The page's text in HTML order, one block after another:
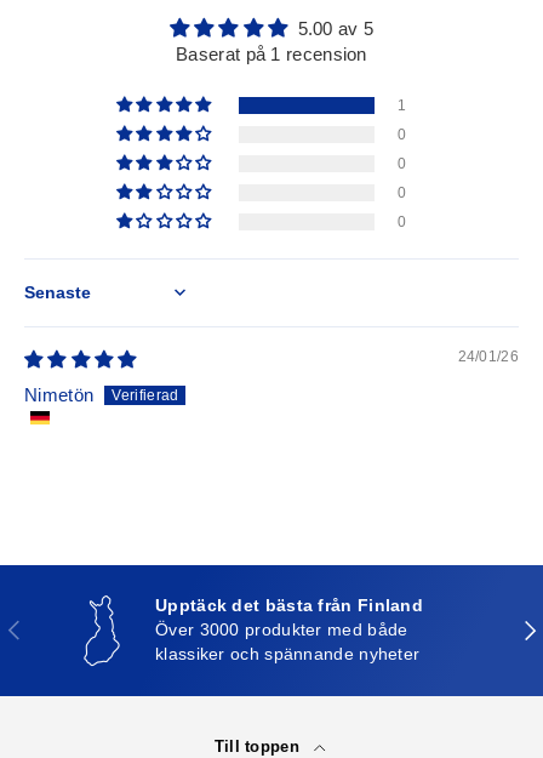
5.00 av 5
Baserat på 1 recension
1
0
0
0
0
Sort by
24/01/26
Nimetön
Tidigare
Upptäck det bästa från Finland
Över 3000 produkter med både
klassiker och spännande nyheter
Till toppen